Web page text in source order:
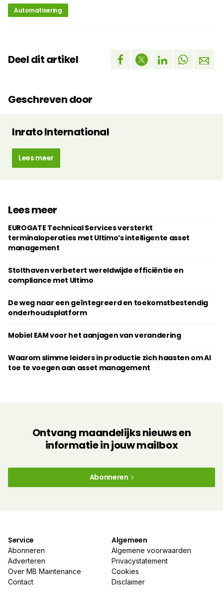
Automatisering
Deel dit artikel
Geschreven door
Inrato International
Lees meer
Lees meer
EUROGATE Technical Services versterkt
terminaloperaties met Ultimo’s intelligente asset
management
Stolthaven verbetert wereldwijde efficiëntie en
compliance met Ultimo
De weg naar een geïntegreerd en toekomstbestendig
onderhoudsplatform
Mobiel EAM voor het aanjagen van verandering
Waarom slimme leiders in productie zich haasten om AI
toe te voegen aan asset management
Ontvang maandelijks nieuws en
informatie in jouw mailbox
Abonneren
Service
Abonneren
Adverteren
Over MB Maintenance
Contact
Algemeen
Algemene voorwaarden
Privacystatement
Cookies
Disclaimer